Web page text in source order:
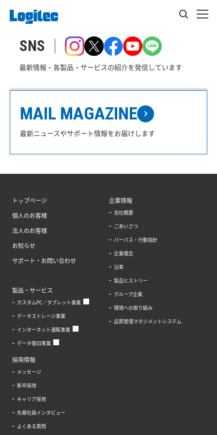
SNS
最新情報・各製品・サービスの紹介を発信しています
MAIL MAGAZINE
最新ニュースやサポート情報をお届けします
トップページ
個人のお客様
法人のお客様
お知らせ
サポート・お問い合わせ
製品・サービス
カスタムPC／タブレット事業
データストレージ事業
インターネット通販事業
データ復旧事業
企業情報
会社概要
ごあいさつ
パーパス・行動指針
企業理念
沿革
製品ヒストリー
グループ企業
環境への取り組み
品質管理マネジメントシステム
採用情報
メッセージ
新卒採用
キャリア採用
先輩社員インタビュー
よくある質問